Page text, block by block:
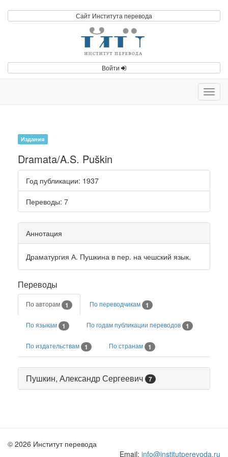
Сайт Института перевода
Войти
Издания
Dramata/A.S. Puškin
Год публикации: 1937
Переводы: 7
Аннотация
Драматургия А. Пушкина в пер. на чешский язык.
Переводы
По авторам 1 По переводчикам 1
По языкам 1 По годам публикации переводов 1
По издательствам 1 По странам 1
Пушкин, Александр Сергеевич 7
© 2026 Институт перевода
Email: info@institutperevoda.ru